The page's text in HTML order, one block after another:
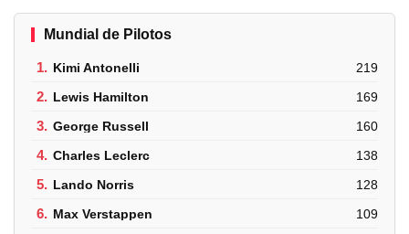
Mundial de Pilotos
1. Kimi Antonelli 219
2. Lewis Hamilton 169
3. George Russell 160
4. Charles Leclerc 138
5. Lando Norris 128
6. Max Verstappen 109